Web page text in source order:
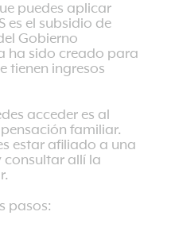
puedes aplicar
es el subsidio de
Gobierno
ha sido creado para
tienen ingresos
acceder es al
familiar.
estar afiliado a una
consultar allí la
pasos: